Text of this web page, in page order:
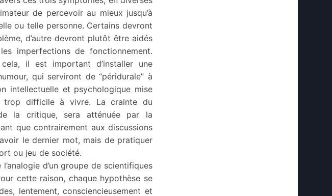
de percevoir au mieux jusqu’à
ou telle personne. Certains devront
d’autre devront plutôt être aidés
imperfections de fonctionnement.
il est important d’installer une
qui serviront de “péridurale” à
intellectuelle et psychologique mise
trop difficile à vivre. La crainte du
la critique, sera atténuée par la
que contrairement aux discussions
le dernier mot, mais de pratiquer
ou jeu de société.
d’un groupe de scientifiques
cette raison, chaque hypothèse se
lentement, consciencieusement et